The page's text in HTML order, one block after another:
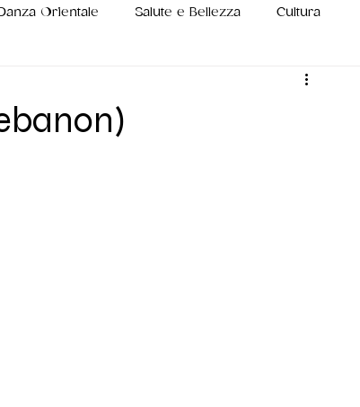
Orientale Salute e Bellezza Cultura